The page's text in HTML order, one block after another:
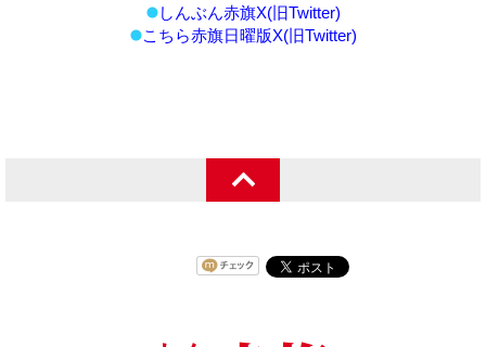
しんぶん赤旗X(旧Twitter)
こちら赤旗日曜版X(旧Twitter)